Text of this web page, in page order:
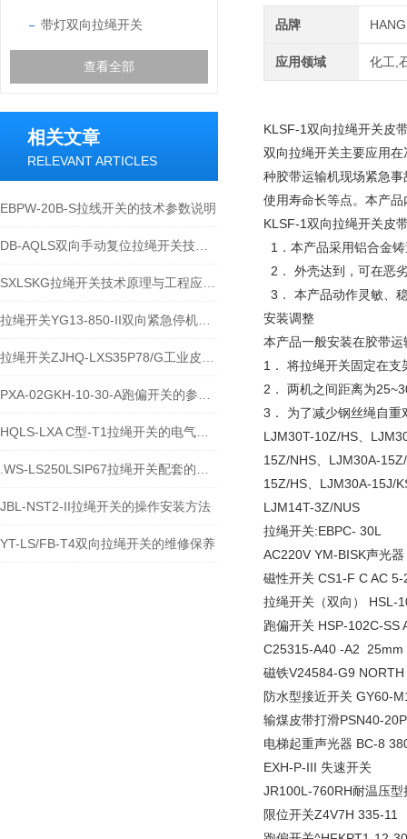
带灯双向拉绳开关
查看全部
相关文章
RELEVANT ARTICLES
EBPW-20B-S拉线开关的技术参数说明
JBL-NST2-II拉绳开关的操作安装方法
YT-LS/FB-T4双向拉绳开关的维修保养
品牌
应用领域 化工,
KLSF-1双向拉绳开关皮
双向拉绳开关主要应用
种胶带运输机现场紧急
使用寿命长等点。本产
KLSF-1双向拉绳开关皮
1．本产品采用铝合金
2． 外壳达到，可在恶
3． 本产品动作灵敏、
安装调整
本产品一般安装在胶带
1． 将拉绳开关固定在支
2． 两机之间距离为
3． 为了减少钢丝绳自重
LJM30T-10Z/HS、
15Z/NHS、LJM30A-
15Z/HS、LJM30A-15J/
LJM14T-3Z/NUS
拉绳开关:EBPC- 30L
AC220V YM-BISK声光器
磁性开关 CS1-F C AC
拉绳开关（双向） HSL-
跑偏开关 HSP-102C-SS
C25315-A40 -A2 25mm
磁铁V24584-G9 NORTH
防水型接近开关 GY60-
输煤皮带打滑PSN40-20P
电梯起重声光器 BC-8
EXH-P-III 失速开关
JR100L-760RH耐温压型
限位开关Z4V7H 335-11